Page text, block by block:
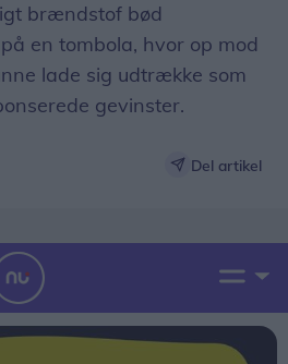
brændstof bød
en tombola, hvor op mod
lade sig udtrække som
gevinster.
Del artikel